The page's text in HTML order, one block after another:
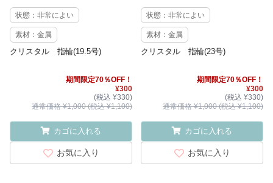
状態：非常によい
素材：金属
クリスタル 指輪(19.5号)
期間限定70％OFF！
¥300
(税込 ¥330)
通常価格 ¥1,000 (税込 ¥1,100)
カゴに入れる
お気に入り
状態：非常によい
素材：金属
クリスタル 指輪(23号)
期間限定70％OFF！
¥300
(税込 ¥330)
通常価格 ¥1,000 (税込 ¥1,100)
カゴに入れる
お気に入り